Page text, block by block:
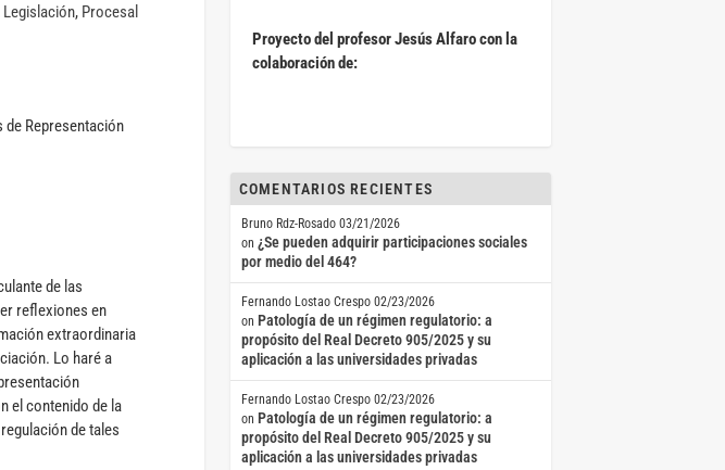
Legislación, Procesal
de las
reflexiones en
extraordinaria
Lo haré a
el contenido de la
de tales
Proyecto del profesor Jesús Alfaro con la
colaboración de:
COMENTARIOS RECIENTES
Bruno Rdz-Rosado 03/21/2026
on ¿Se pueden adquirir participaciones sociales
por medio del 464?
Fernando Lostao Crespo 02/23/2026
on Patología de un régimen regulatorio: a
propósito del Real Decreto 905/2025 y su
aplicación a las universidades privadas
Fernando Lostao Crespo 02/23/2026
on Patología de un régimen regulatorio: a
propósito del Real Decreto 905/2025 y su
aplicación a las universidades privadas